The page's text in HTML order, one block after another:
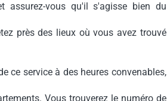
assurez-vous qu'il s'agisse bien du
près des lieux où vous avez trouvé
ce service à des heures convenables,
Vous trouverez le numéro de